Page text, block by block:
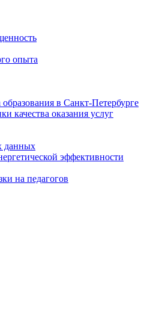
опыта
в Санкт-Петербурге
качества оказания услуг
данных
эффективности
на педагогов